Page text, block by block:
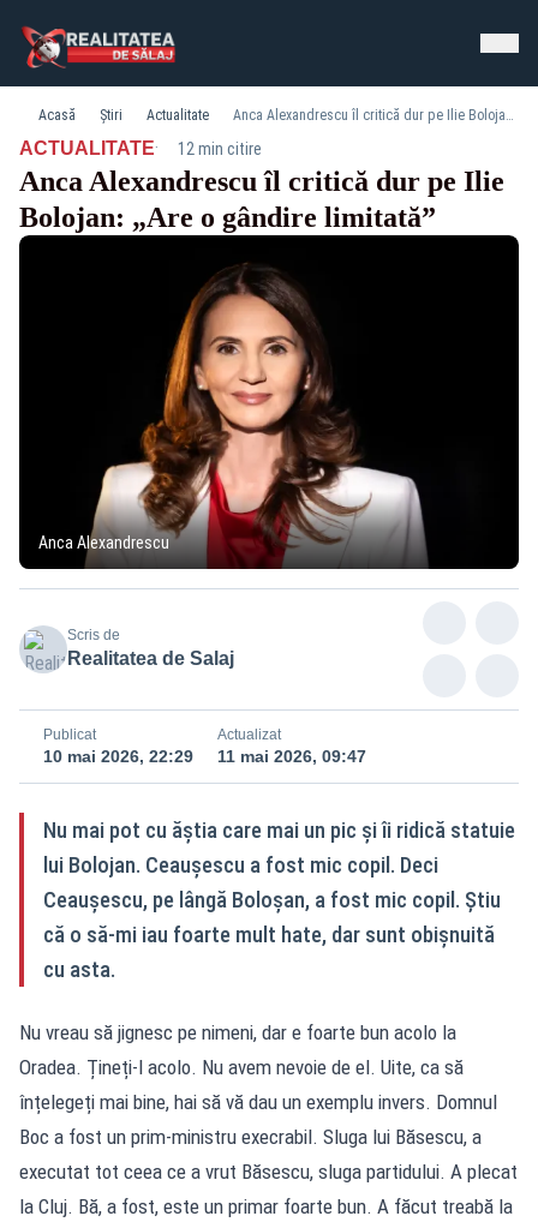
Acasă Știri Actualitate Anca Alexandrescu îl critică dur pe Ilie Bolojan: „Are o gândire limitată”
ACTUALITATE· 12 min citire
Anca Alexandrescu îl critică dur pe Ilie
Bolojan: „Are o gândire limitată”
Anca Alexandrescu
Scris de
Realitatea de Salaj
Publicat
10 mai 2026, 22:29
Actualizat
11 mai 2026, 09:47
Nu mai pot cu ăștia care mai un pic și îi ridică statuie
lui Bolojan. Ceaușescu a fost mic copil. Deci
Ceaușescu, pe lângă Boloșan, a fost mic copil. Știu
că o să-mi iau foarte mult hate, dar sunt obișnuită
cu asta.
Nu vreau să jignesc pe nimeni, dar e foarte bun acolo la
Oradea. Țineți-l acolo. Nu avem nevoie de el. Uite, ca să
înțelegeți mai bine, hai să vă dau un exemplu invers. Domnul
Boc a fost un prim-ministru execrabil. Sluga lui Băsescu, a
executat tot ceea ce a vrut Băsescu, sluga partidului. A plecat
la Cluj. Bă, a fost, este un primar foarte bun. A făcut treabă la